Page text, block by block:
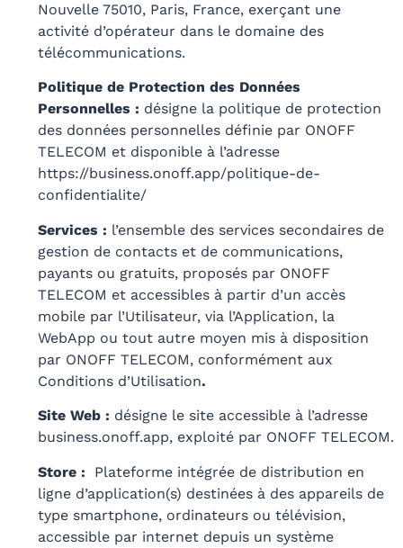
Nouvelle 75010, Paris, France, exerçant une
activité d’opérateur dans le domaine des
télécommunications.
Politique de Protection des Données
Personnelles : désigne la politique de protection
des données personnelles définie par ONOFF
TELECOM et disponible à l’adresse
https://business.onoff.app/politique-de-
confidentialite/
Services : l’ensemble des services secondaires de
gestion de contacts et de communications,
payants ou gratuits, proposés par ONOFF
TELECOM et accessibles à partir d’un accès
mobile par l’Utilisateur, via l’Application, la
WebApp ou tout autre moyen mis à disposition
par ONOFF TELECOM, conformément aux
Conditions d’Utilisation.
Site Web : désigne le site accessible à l’adresse
business.onoff.app, exploité par ONOFF TELECOM.
Store : Plateforme intégrée de distribution en
ligne d’application(s) destinées à des appareils de
type smartphone, ordinateurs ou télévision,
accessible par internet depuis un système